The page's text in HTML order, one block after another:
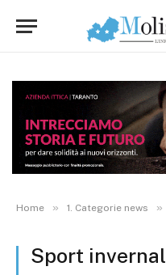
Home » 1. Categorie news »
Sport